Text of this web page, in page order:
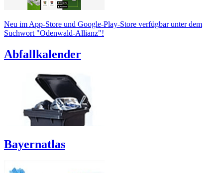
Neu im App-Store und Google-Play-Store verfügbar unter dem
Suchwort "Odenwald-Allianz"!
Abfallkalender
Bayernatlas